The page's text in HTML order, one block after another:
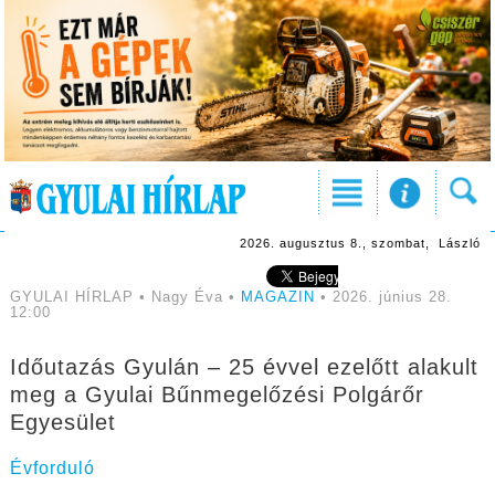
2026. augusztus 8., szombat, László
GYULAI HÍRLAP • Nagy Éva • MAGAZIN • 2026. június 28.
12:00
Időutazás Gyulán – 25 évvel ezelőtt alakult
meg a Gyulai Bűnmegelőzési Polgárőr
Egyesület
Évforduló